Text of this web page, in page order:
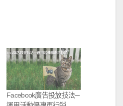
Facebook廣告投放技法─